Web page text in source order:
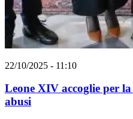
22/10/2025 - 11:10
Leone XIV accoglie per
abusi